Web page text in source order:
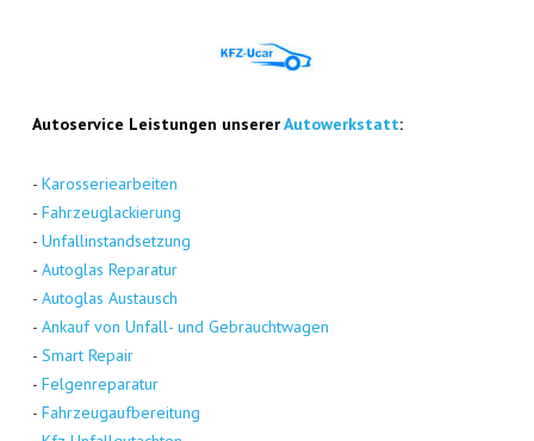
Auto­ser­vice Leis­tun­gen unse­rerAuto­werk­statt:
- Karos­se­rie­ar­bei­ten
- Fahr­zeug­la­ckie­rung
- Unfall­in­stand­set­zung
- Auto­glas Repa­ra­tur
- Auto­glas Aus­tausch
- Ankauf von Unfall- und Gebraucht­wa­gen
- Smart Repair
- Fel­gen­re­pa­ra­tur
- Fahr­zeug­auf­be­rei­tung